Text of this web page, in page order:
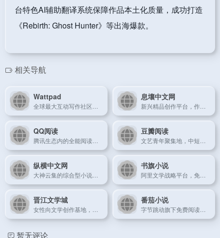
台特色AI辅助翻译系统保障作品本土化质量，成功打造
《Rebirth: Ghost Hunter》等出海爆款。
相关导航
Wattpad 息壤中文网
QQ阅读 豆瓣阅读
纵横中文网 书旗小说
晋江文学城 番茄小说
暂无评论